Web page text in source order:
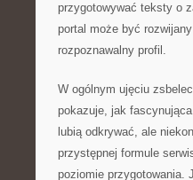
przygotowywać teksty o
portal może być
rozpoznawalny profil.
W ogólnym ujęciu
pokazuje, jak
lubią odkrywać, ale
przystępnej formule
poziomie przygotowania.